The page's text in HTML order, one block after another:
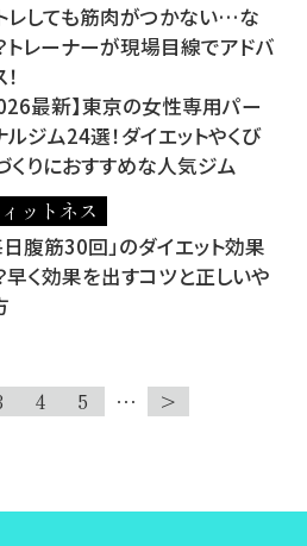
レしても筋肉がつかない…な
トレーナーが現場目線でアドバ
最新】東京の女性専用パー
ルジム24選！ダイエットやくび
くりにおすすめな人気ジム
ットネス
日腹筋30回」のダイエット効果
早く効果を出すコツと正しいや
4 5 … >